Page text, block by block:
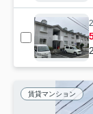
賃貸マンション